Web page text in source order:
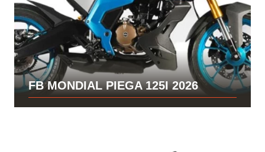
FB MONDIAL PIEGA 125I 2026